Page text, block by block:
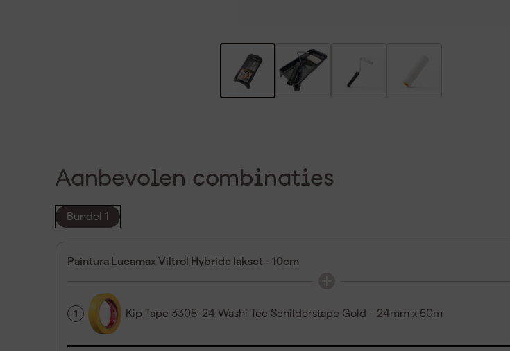
Aanbevolen combinaties
Bundel 1
Paintura Lucamax Viltrol Hybride lakset - 10cm
1 Kip Tape 3308-24 Washi Tec Schilderstape Gold - 24mm x 50m